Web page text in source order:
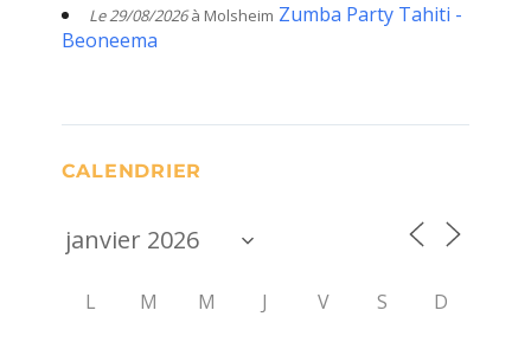
Le 29/08/2026à Molsheim Zumba Party Tahiti -
Beoneema
CALENDRIER
L M M J V S D